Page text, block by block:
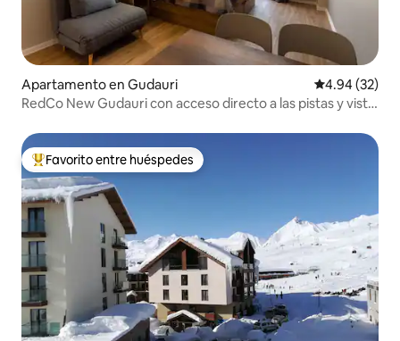
Apartamento en Gudauri Calificación
4.94 (32)
RedСo New Gudauri con acceso directo a las pistas y vista
Favorito entre huéspedes preferido
Favorito entre huéspedes